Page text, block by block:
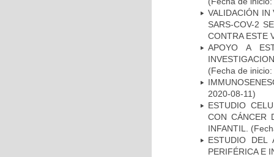
VALIDACIÓN IN
SARS-COV-2
CONTRA ESTE
APOYO A
(Fecha de
2020-08-11)
ESTUDIO
CON CÁNCER
INFANTIL.
ESTUDIO DEL
PERIFÉRICA E